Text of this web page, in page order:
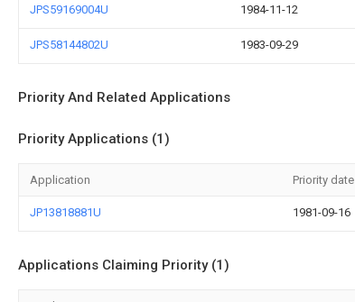
JPS59169004U 1984-11-12
JPS58144802U 1983-09-29
Priority And Related Applications
Priority Applications (1)
Application Priority date
JP13818881U 1981-09-16
Applications Claiming Priority (1)